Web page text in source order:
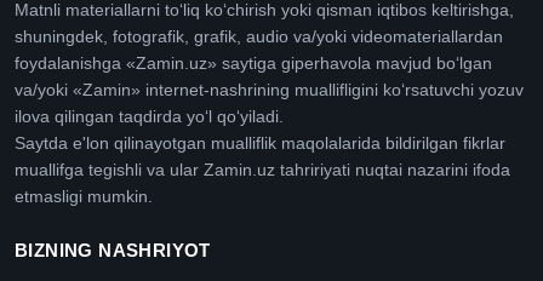
Matnli materiallarni toʻliq koʻchirish yoki qisman iqtibos keltirishga,
shuningdek, fotografik, grafik, audio va/yoki videomateriallardan
foydalanishga «Zamin.uz» saytiga giperhavola mavjud boʻlgan
va/yoki «Zamin» internet-nashrining muallifligini koʻrsatuvchi yozuv
ilova qilingan taqdirda yoʻl qoʻyiladi.
Saytda e'lon qilinayotgan mualliflik maqolalarida bildirilgan fikrlar
muallifga tegishli va ular Zamin.uz tahririyati nuqtai nazarini ifoda
etmasligi mumkin.
BIZNING NASHRIYOT